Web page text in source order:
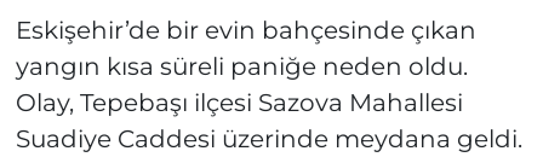
Eskişehir’de bir evin bahçesinde çıkan
yangın kısa süreli paniğe neden oldu.
Olay, Tepebaşı ilçesi Sazova Mahallesi
Suadiye Caddesi üzerinde meydana geldi.